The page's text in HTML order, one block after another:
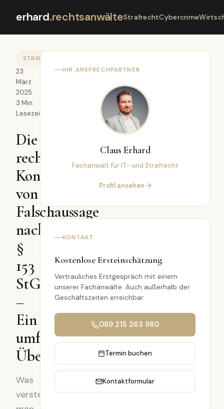
erhard.rechtsanwälteStrafrechtCybercrime
STRAFRECHT
23.
März
2025
3 Min.
Lesezeit
Die
rechtlichen
Konsequenzen
von
Falschaussage
nach
§
153
StGB
–
Ein
umfassender
Überblick
Was
versteht
IHR ANSPRECHPARTNER
Claus Erhard
Fachanwalt für IT- und Strafrecht
Profil ansehen →
KONTAKT
Kostenlose Ersteinschätzung
Vertrauliches Erstgespräch mit einem
unserer Fachanwälte. Auch außerhalb der
Geschäftszeiten erreichbar.
089 215 263 980
Termin buchen
Kontaktformular